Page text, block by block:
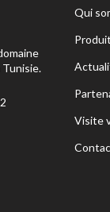
Qui
Visite